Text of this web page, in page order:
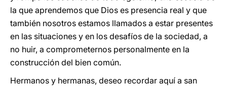
la que aprendemos que Dios es presencia real y que
también nosotros estamos llamados a estar presentes
en las situaciones y en los desafíos de la sociedad, a
no huir, a comprometernos personalmente en la
construcción del bien común.
Hermanos y hermanas, deseo recordar aquí a san